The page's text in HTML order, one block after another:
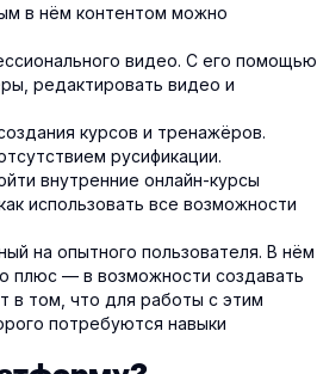
в нём контентом можно
видео. С его помощью
редактировать видео и
курсов и тренажёров.
русификации.
внутренние онлайн-курсы
использовать все возможности
на опытного пользователя. В нём
плюс — в возможности создавать
в том, что для работы с этим
потребуются навыки